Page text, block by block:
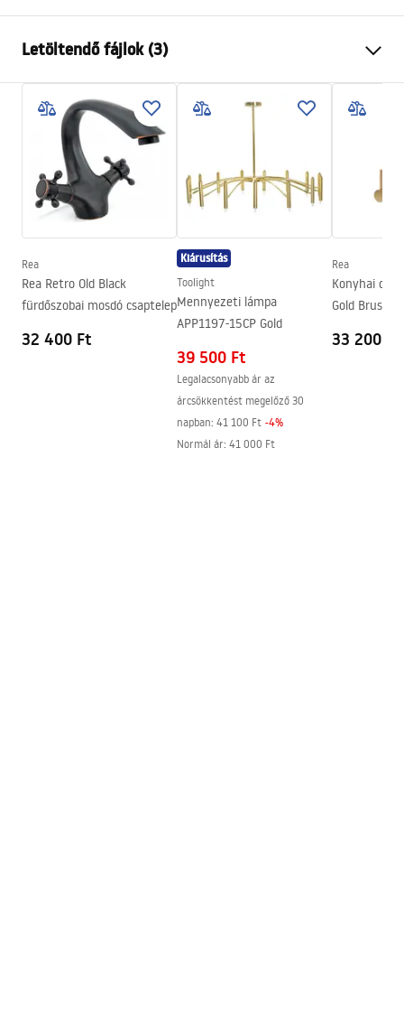
Felszerelés
Szín
Fekete , Fekete/Arany
Kifolyócső típusa
Fix
Anyag
Sárgaréz
Kifolyó tartomány
100mm
Magasság
150
mm
Csatlakozás átmérője
3/8 col
Garancia
5 Év
Letöltendő fájlok (3)
Garanciális feltételek
Warranty_Terms_and_Conditions_Faucets_-_5.pdf
Összeszerelési útmutató
faucet.pdf
Biztonsági információk
Safety_Information_Faucets.pdf
Rea
Rea Retro Old Black
fürdőszobai mosdó csaptelep
32 400 Ft
Kiárusítás
Toolight
Mennyezeti lámpa
APP1197-15CP Gold
39 500 Ft
Legalacsonyabb ár az
árcsökkentést megelőző 30
napban: 41 100 Ft -4%
Normál ár: 41 000 Ft
Rea
Konyhai
Gold Brush
33 200 Ft